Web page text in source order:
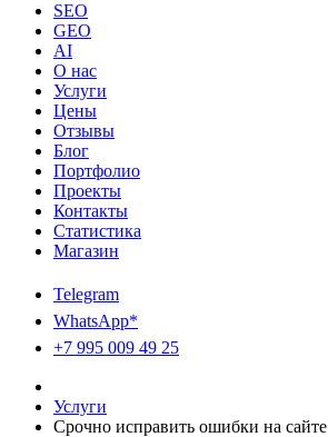
SEO
GEO
AI
О нас
Услуги
Цены
Отзывы
Блог
Портфолио
Проекты
Контакты
Статистика
Магазин
Telegram
WhatsApp*
+7 995 009 49 25
Услуги
Срочно исправить ошибки на сайте